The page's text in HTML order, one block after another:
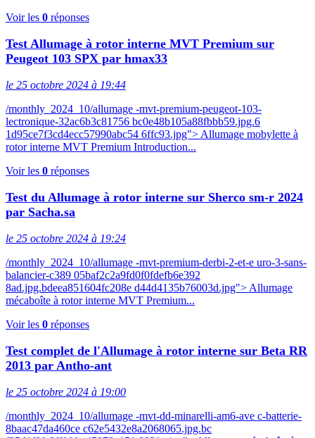
Voir les 0 réponses
Test Allumage à rotor interne MVT Premium sur
Peugeot 103 SPX par hmax33
le 25 octobre 2024 à 19:44
/monthly_2024_10/allumage -mvt-premium-peugeot-103-
lectronique-32ac6b3c81756 bc0e48b105a88fbbb59.jpg.6
1d95ce7f3cd4ecc57990abc54 6ffc93.jpg"> Allumage mobylette à
rotor interne MVT Premium Introduction...
Voir les 0 réponses
Test du Allumage à rotor interne sur Sherco sm-r 2024
par Sacha.sa
le 25 octobre 2024 à 19:24
/monthly_2024_10/allumage -mvt-premium-derbi-2-et-e uro-3-sans-
balancier-c389 05baf2c2a9fd0f0fdefb6e392
8ad.jpg.bdeea851604fc208e d44d4135b76003d.jpg"> Allumage
mécaboîte à rotor interne MVT Premium...
Voir les 0 réponses
Test complet de l'Allumage à rotor interne sur Beta RR
2013 par Antho-ant
le 25 octobre 2024 à 19:00
/monthly_2024_10/allumage -mvt-dd-minarelli-am6-ave c-batterie-
8baac47da460ce c62e5432e8a2068065.jpg.bc